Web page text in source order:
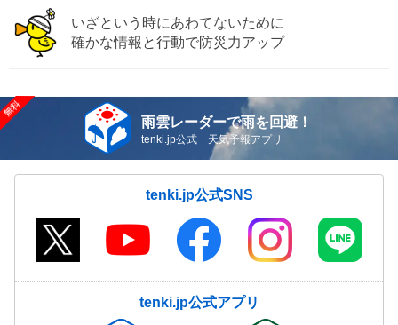
いざという時にあわてないために
確かな情報と行動で防災力アップ
雨雲レーダーで雨を回避！
tenki.jp公式 天気予報アプリ
tenki.jp公式SNS
tenki.jp公式アプリ